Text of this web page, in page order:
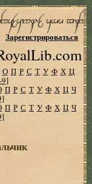
Зарегистрироваться
О П Р С Т У Ф Х Ц
9]
П Р С Т У Ф Х Ц Ч
П Р С Т У Ф Х Ц Ч